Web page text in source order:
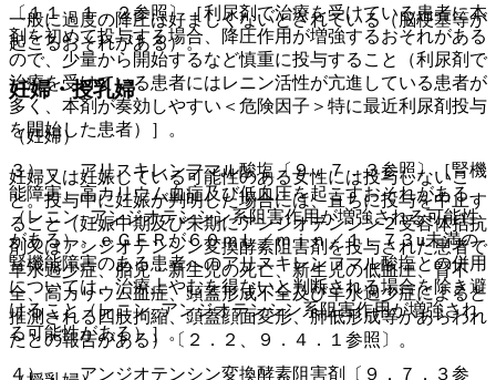
一般に過度の降圧は好ましくないとされている（脳梗塞等が
起こるおそれがある）。
妊婦・授乳婦
（妊婦）
妊婦又は妊娠している可能性のある女性には投与しないこ
と。投与中に妊娠が判明した場合には、直ちに投与を中止す
ること（妊娠中期及び末期にアンジオテンシン２受容体拮抗
剤又はアンジオテンシン変換酵素阻害剤を投与された患者で
羊水過少症、胎児・新生児の死亡、新生児の低血圧、腎不
全、高カリウム血症、頭蓋形成不全及び羊水過少症によると
推測される四肢拘縮、頭蓋顔面変形、肺低形成等があらわれ
たとの報告がある）〔２．２、９．４．１参照〕。
〔１１．１．２参照〕［利尿剤で治療を受けている患者に本
剤を初めて投与する場合、降圧作用が増強するおそれがある
ので、少量から開始するなど慎重に投与すること（利尿剤で
治療を受けている患者にはレニン活性が亢進している患者が
多く、本剤が奏効しやすい＜危険因子＞特に最近利尿剤投与
を開始した患者）］。
３）． アリスキレンフマル酸塩〔９．７．３参照〕［腎機
能障害、高カリウム血症及び低血圧を起こすおそれがある
（レニン−アンジオテンシン系阻害作用が増強される可能性
がある）。ｅＧＦＲが６０ｍＬ／ｍｉｎ／１．７３u未満の
腎機能障害のある患者へのアリスキレンフマル酸塩との併用
については、治療上やむを得ないと判断される場合を除き避
けること（レニン−アンジオテンシン系阻害作用が増強され
る可能性がある）］。
４）． アンジオテンシン変換酵素阻害剤〔９．７．３参